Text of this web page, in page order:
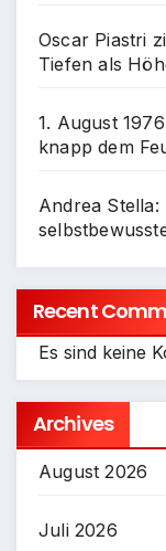
Oscar Piastri
Tiefen als
1. August
knapp dem
Andrea Stella:
Recent
Es sind keine
Archives
August 2026
Juli 2026